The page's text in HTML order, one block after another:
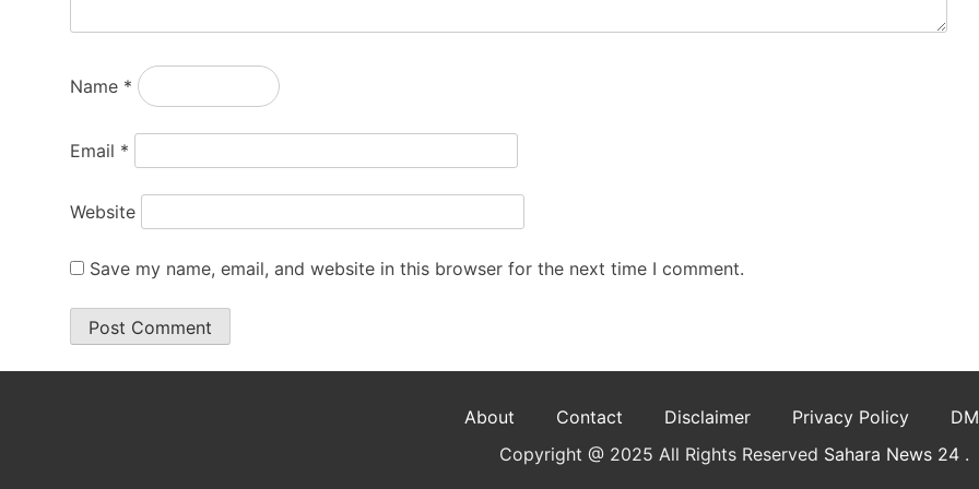
Name *
Email *
Website
Save my name, email, and website in this browser for the next time I comment.
About Contact Disclaimer Privacy Policy
Copyright @ 2025 All Rights Reserved Sahara News 24 .